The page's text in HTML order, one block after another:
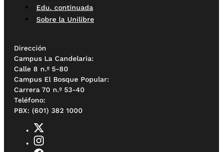
Edu. continuada
Sobre la Unilibre
Dirección
Campus La Candelaria:
Calle 8 n.º 5-80
Campus El Bosque Popular:
Carrera 70 n.º 53-40
Teléfono:
PBX: (601) 382 1000